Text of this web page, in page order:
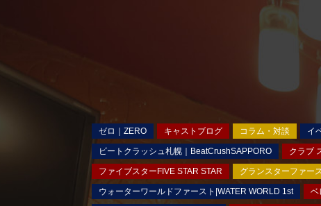
ゼロ｜ZERO キャストブログ コラム・対談 イ
ビートクラッシュ札幌｜BeatCrushSAPPORO クラブ
ファイブスターFIVE STAR STAR グランスターファー
ウォーターワールドファースト|WATER WORLD 1st ベ